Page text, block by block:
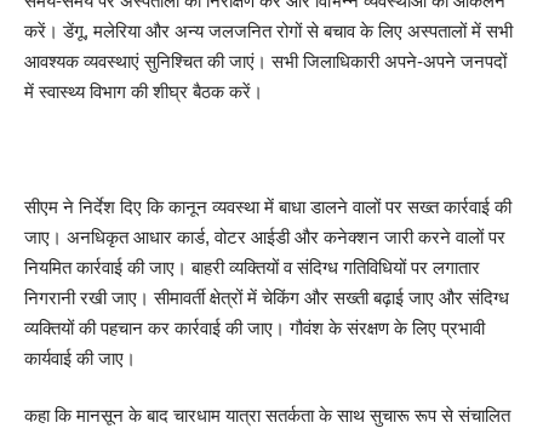
करें। डेंगू, मलेरिया और अन्य जलजनित रोगों से बचाव के लिए अस्पतालों में सभी
आवश्यक व्यवस्थाएं सुनिश्चित की जाएं। सभी जिलाधिकारी अपने-अपने जनपदों
में स्वास्थ्य विभाग की शीघ्र बैठक करें।
सीएम ने निर्देश दिए कि कानून व्यवस्था में बाधा डालने वालों पर सख्त कार्रवाई की
जाए। अनधिकृत आधार कार्ड, वोटर आईडी और कनेक्शन जारी करने वालों पर
नियमित कार्रवाई की जाए। बाहरी व्यक्तियों व संदिग्ध गतिविधियों पर लगातार
निगरानी रखी जाए। सीमावर्ती क्षेत्रों में चेकिंग और सख्ती बढ़ाई जाए और संदिग्ध
व्यक्तियों की पहचान कर कार्रवाई की जाए। गौवंश के संरक्षण के लिए प्रभावी
कार्यवाई की जाए।
कहा कि मानसून के बाद चारधाम यात्रा सतर्कता के साथ सुचारू रूप से संचालित